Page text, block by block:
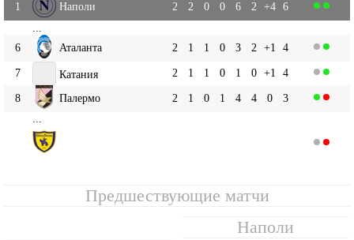
1 Наполи 2 2 0 0 6 2 +4 6
6
Аталанта 2 1 1 0 3 2 +1
4
7
Катания 2 1 1 0 1 0 +1
4
8
Палермо 2 1 0 1 4 4 0
3
Предшествующие матчи
Наполи